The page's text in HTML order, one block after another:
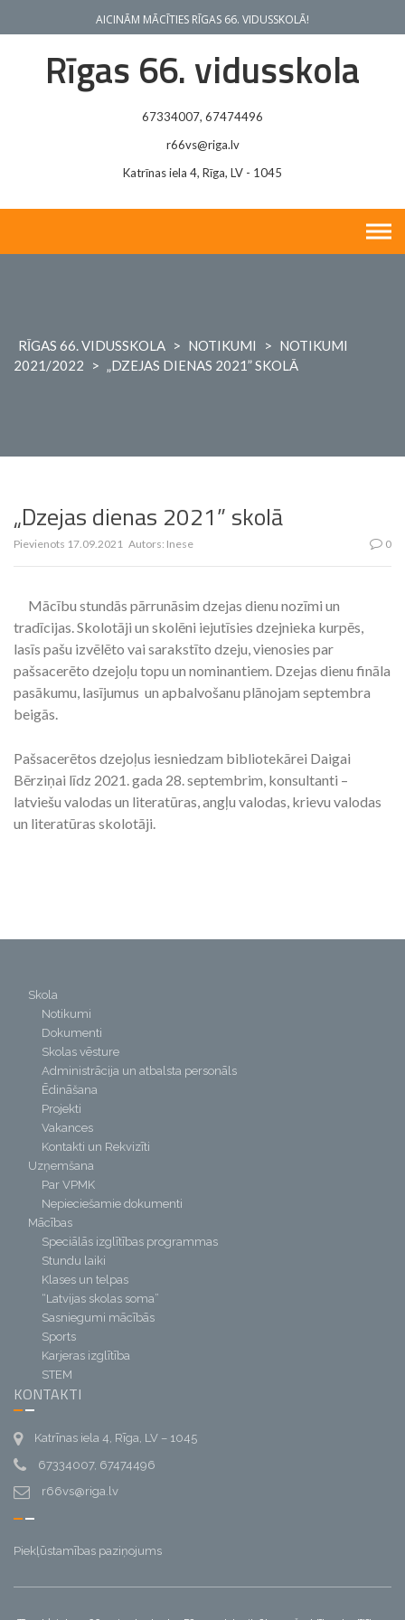
AICINĀM MĀCĪTIES RĪGAS 66. VIDUSSKOLĀ!
Rīgas 66. vidusskola
67334007, 67474496
r66vs@riga.lv
Katrīnas iela 4, Rīga, LV - 1045
RĪGAS 66. VIDUSSKOLA > NOTIKUMI > NOTIKUMI
2021/2022
> „DZEJAS DIENAS 2021” SKOLĀ
„Dzejas dienas 2021” skolā
Pievienots 17.09.2021 Autors: Inese 0
Mācību stundās pārrunāsim dzejas dienu nozīmi un
tradīcijas. Skolotāji un skolēni iejutīsies dzejnieka kurpēs,
lasīs pašu izvēlēto vai sarakstīto dzeju, vienosies par
pašsacerēto dzejoļu topu un nominantiem. Dzejas dienu fināla
pasākumu, lasījumus un apbalvošanu plānojam septembra
beigās.
Pašsacerētos dzejoļus iesniedzam bibliotekārei Daigai
Bērziņai līdz 2021. gada 28. septembrim, konsultanti –
latviešu valodas un literatūras, angļu valodas, krievu valodas
un literatūras skolotāji.
Skola
Notikumi
Dokumenti
Skolas vēsture
Administrācija un atbalsta personāls
Ēdināšana
Projekti
Vakances
Kontakti un Rekvizīti
Uzņemšana
Par VPMK
Nepieciešamie dokumenti
Mācības
Speciālās izglītības programmas
Stundu laiki
Klases un telpas
“Latvijas skolas soma”
Sasniegumi mācībās
Sports
Karjeras izglītība
STEM
KONTAKTI
Katrīnas iela 4, Rīga, LV – 1045
67334007, 67474496
r66vs@riga.lv
Piekļūstamības paziņojums